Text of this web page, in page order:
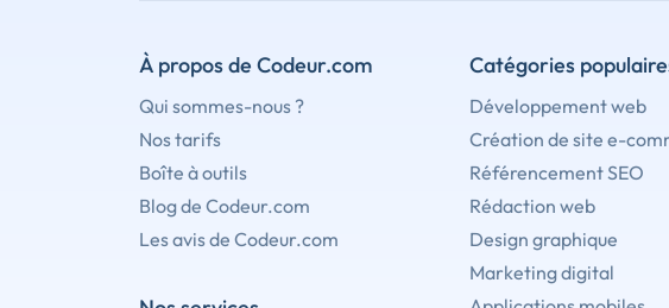
À propos de Codeur.com
Qui sommes-nous ?
Nos tarifs
Boîte à outils
Blog de Codeur.com
Les avis de Codeur.com
Catégories
Développement web
Création de site e-
Référencement SEO
Rédaction web
Design graphique
Marketing digital